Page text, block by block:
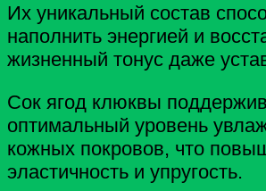
Их уникальный состав
наполнить энергией и
жизненный тонус даже
Сок ягод клюквы
оптимальный уровень
кожных покровов, что
эластичность и упругость.